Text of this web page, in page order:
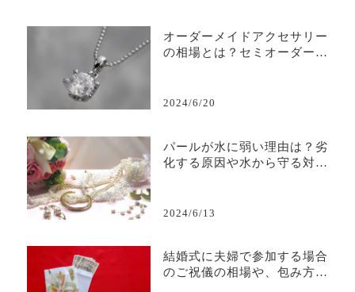
オーダーメイドアクセサリー
の相場とは？セミオーダーメ
2024/6/20
パールが水に弱い理由は？劣
化する原因や水から守る対策
2024/6/13
結婚式に夫婦で参加する場合
のご祝儀の相場や、包み方の